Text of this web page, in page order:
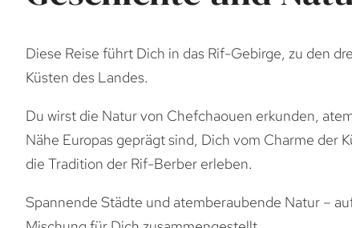
Diese Reise führt Dich in das Rif-Gebirge, zu den
Küsten des Landes.
Du wirst die Natur von Chefchaouen erkunden,
Nähe Europas geprägt sind, Dich vom Charme der
die Tradition der Rif-Berber erleben.
Spannende Städte und atemberaubende Natur –